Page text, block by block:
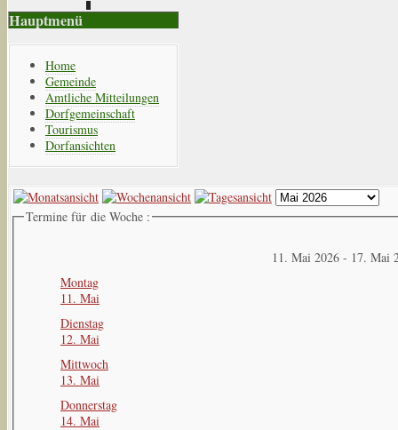
Hauptmenü
Home
Gemeinde
Amtliche Mitteilungen
Dorfgemeinschaft
Tourismus
Dorfansichten
Termine für die Woche :
11. Mai 2026 - 17. Mai
Montag
11. Mai
Dienstag
12. Mai
Mittwoch
13. Mai
Donnerstag
14. Mai